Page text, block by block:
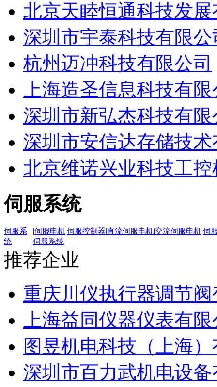
北京天睦恒通科技发
深圳市宇泰科技有限公
杭州迈冲科技有限公司
上海造圣信息科技有
深圳市新弘杰科技有限
深圳市安信达存储技
北京维诺兴业科技工控
伺服系统
伺服系
统
|伺服电机|伺服控制器|直流伺服电机|交流伺服电机|伺
伺服系统
推荐企业
重庆川仪执行器调节
上海益同仪器仪表有
图昱机电科技（上海
深圳市百力武机电设